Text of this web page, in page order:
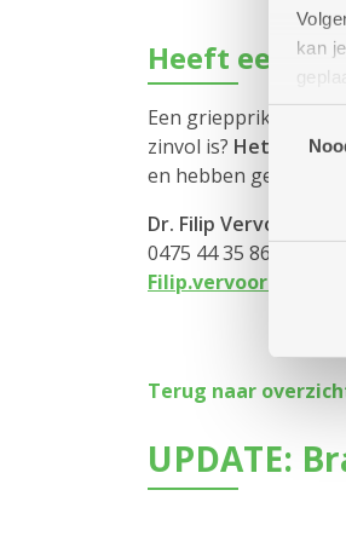
kan
Heeft een
Een griepprik staat
zinvol is? Het
en hebben geen
Dr. Filip Vervoort
0475 44 35 86
Terug naar
UPDATE: